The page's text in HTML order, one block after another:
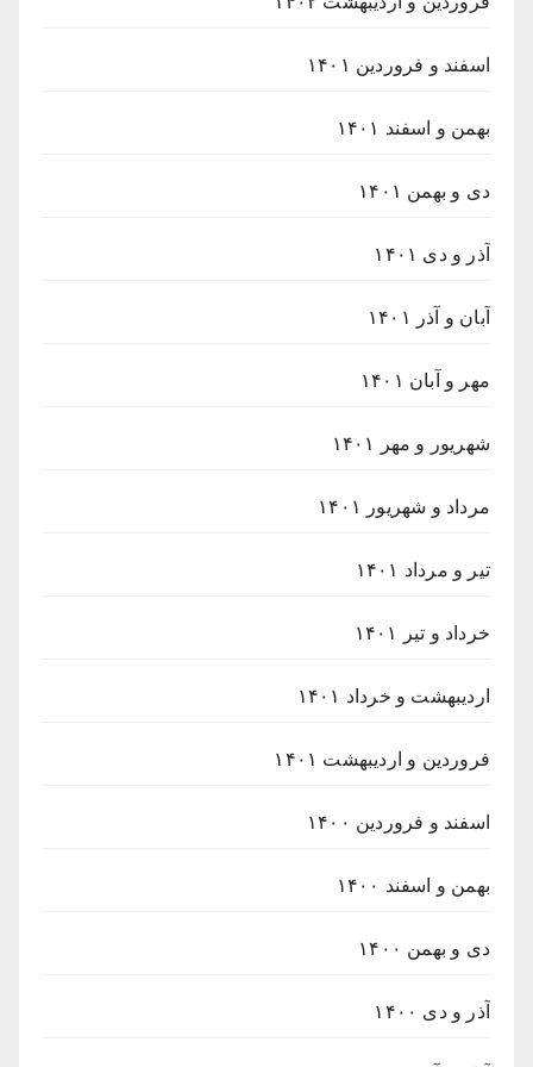
اسفند و فروردین ۱۴۰۱
بهمن و اسفند ۱۴۰۱
دی و بهمن ۱۴۰۱
آذر و دی ۱۴۰۱
آبان و آذر ۱۴۰۱
مهر و آبان ۱۴۰۱
شهریور و مهر ۱۴۰۱
مرداد و شهریور ۱۴۰۱
تیر و مرداد ۱۴۰۱
خرداد و تیر ۱۴۰۱
اردیبهشت و خرداد ۱۴۰۱
فروردین و اردیبهشت ۱۴۰۱
اسفند و فروردین ۱۴۰۰
بهمن و اسفند ۱۴۰۰
دی و بهمن ۱۴۰۰
آذر و دی ۱۴۰۰